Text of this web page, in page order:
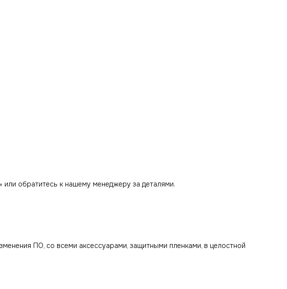
обратитесь к нашему менеджеру за деталями.
ПО, со всеми аксессуарами, защитными пленками, в целостной